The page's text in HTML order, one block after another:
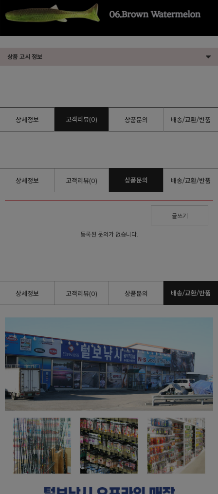
상품 고시 정보
상세정보 고객리뷰(0) 상품문의 배송/교환/반품
상세정보 고객리뷰(0) 상품문의 배송/교환/반품
글쓰기
등록된 문의가 없습니다.
상세정보 고객리뷰(0) 상품문의 배송/교환/반품